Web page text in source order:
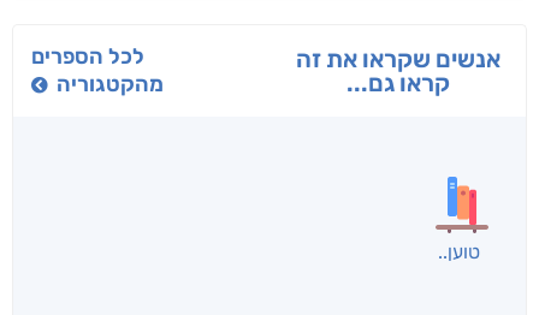
בפנוכו
חני שאטן
תרדמת
א. פ.
אנשים שקראו את זה